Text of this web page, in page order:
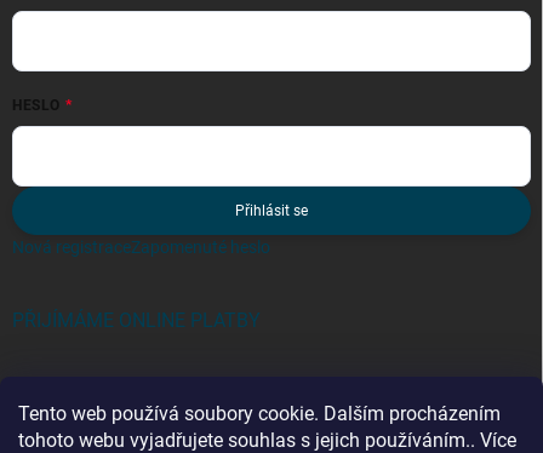
Tento web používá soubory cookie. Dalším procházením
tohoto webu vyjadřujete souhlas s jejich používáním.. Více
HESLO
Přihlásit se
Nová registraceZapomenuté heslo
PŘIJÍMÁME ONLINE PLATBY